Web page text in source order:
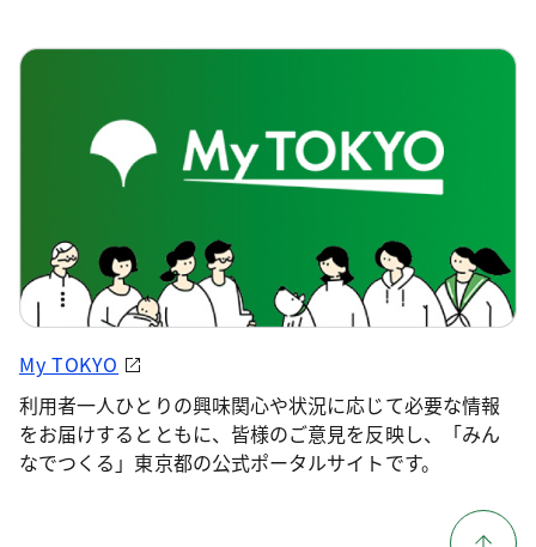
My TOKYO
利用者一人ひとりの興味関心や状況に応じて必要な情報
をお届けするとともに、皆様のご意見を反映し、「みん
なでつくる」東京都の公式ポータルサイトです。